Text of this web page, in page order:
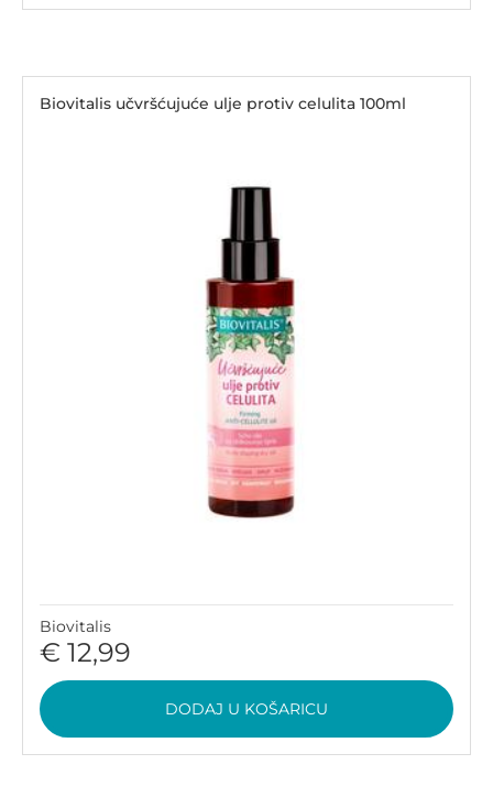
Biovitalis učvršćujuće ulje protiv celulita 100ml
Biovitalis
€ 12,99
DODAJ U KOŠARICU